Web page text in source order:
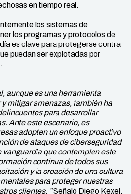
en tiempo real.
los sistemas de
los programas y protocolos de
es clave para protegerse contra
puedan ser explotadas por
aunque es una herramienta
mitigar amenazas, también ha
para desarrollar
Ante este escenario, es
adopten un enfoque proactivo
de ataques de ciberseguridad
vanguardia que contemplen este
continua de todos sus
y la creación de una cultura
para proteger nuestras
clientes. ”Señaló Diego Kexel,